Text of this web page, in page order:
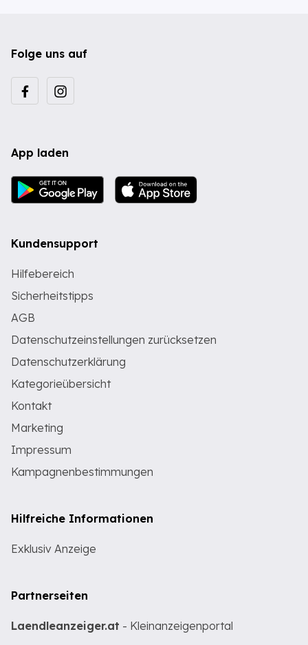
Folge uns auf
App laden
Kundensupport
Hilfebereich
Sicherheitstipps
AGB
Datenschutzeinstellungen zurücksetzen
Datenschutzerklärung
Kategorieübersicht
Kontakt
Marketing
Impressum
Kampagnenbestimmungen
Hilfreiche Informationen
Exklusiv Anzeige
Partnerseiten
Laendleanzeiger.at - Kleinanzeigenportal